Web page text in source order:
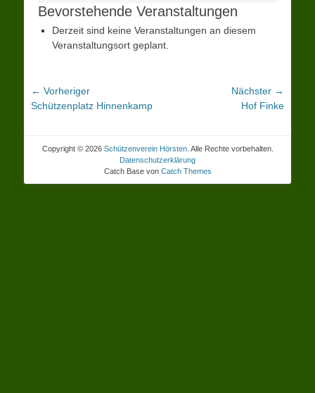
Bevorstehende Veranstaltungen
Derzeit sind keine Veranstaltungen an diesem
Veranstaltungsort geplant.
Beitragsnavigation
← Vorheriger
Vorheriger
Schützenplatz Hinnenkamp
Nächster →
Hof Finke
Copyright © 2026 Schützenverein Hörsten. Alle Rechte vorbehalten.
Datenschutzerklärung
Catch Base von Catch Themes